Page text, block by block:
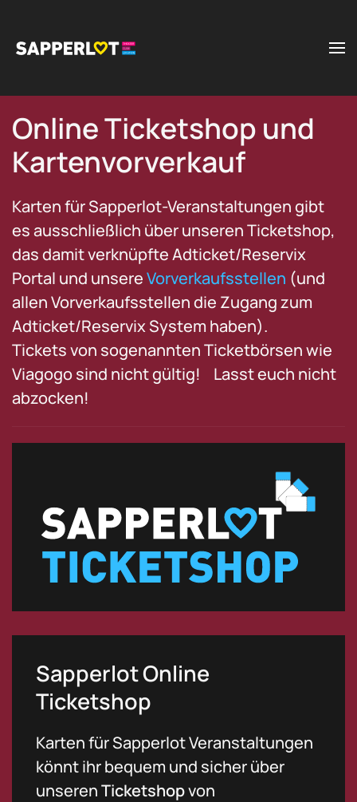
Zum Hauptinhalt springen
Online Ticketshop und
Kartenvorverkauf
Karten für Sapperlot-Veranstaltungen gibt
es ausschließlich über unseren Ticketshop,
das damit verknüpfte Adticket/Reservix
Portal und unsereVorverkaufsstellen (und
allen Vorverkaufsstellen die Zugang zum
Adticket/Reservix System haben).
Tickets von sogenannten Ticketbörsen wie
Viagogo sind nicht gültig! Lasst euch nicht
abzocken!
Sapperlot Online
Ticketshop
Karten für Sapperlot Veranstaltungen
könnt ihr bequem und sicher über
unserenTicketshopvon